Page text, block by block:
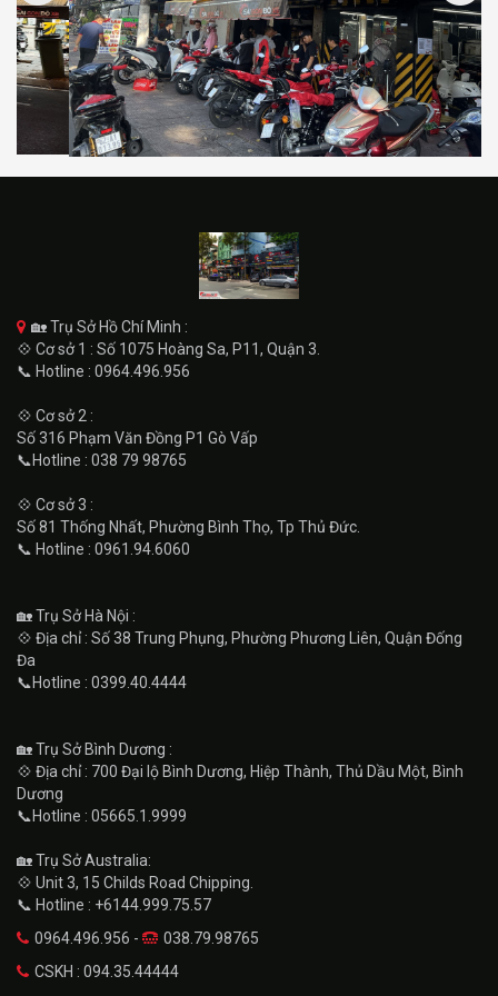
🏡 Trụ Sở Hồ Chí Minh :
💠 Cơ sở 1 : Số 1075 Hoàng Sa, P11, Quận 3.
📞 Hotline : 0964.496.956
💠 Cơ sở 2 :
Số 316 Phạm Văn Đồng P1 Gò Vấp
📞Hotline : 038 79 98765
💠 Cơ sở 3 :
Số 81 Thống Nhất, Phường Bình Thọ, Tp Thủ Đức.
📞 Hotline : 0961.94.6060
🏡 Trụ Sở Hà Nội :
💠 Địa chỉ : Số 38 Trung Phụng, Phường Phương Liên, Quận Đống
Đa
📞Hotline : 0399.40.4444
🏡 Trụ Sở Bình Dương :
💠 Địa chỉ : 700 Đại lộ Bình Dương, Hiệp Thành, Thủ Dầu Một, Bình
Dương
📞Hotline : 05665.1.9999
🏡 Trụ Sở Australia:
💠 Unit 3, 15 Childs Road Chipping.
📞 Hotline : +6144.999.75.57
0964.496.956 -
038.79.98765
CSKH : 094.35.44444